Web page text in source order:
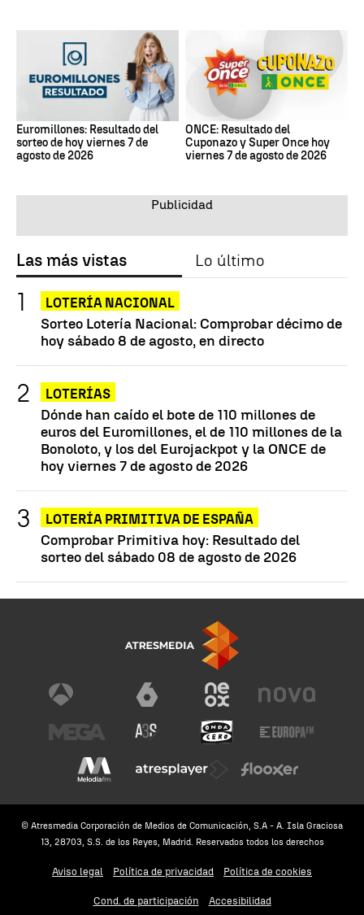
Euromillones: Resultado del
sorteo de hoy viernes 7 de
agosto de 2026
ONCE: Resultado del
Cuponazo y Super Once hoy
viernes 7 de agosto de 2026
Las más vistas Lo último
LOTERÍA NACIONAL
Sorteo Lotería Nacional: Comprobar décimo de
hoy sábado 8 de agosto, en directo
LOTERÍAS
Dónde han caído el bote de 110 millones de
euros del Euromillones, el de 110 millones de la
Bonoloto, y los del Eurojackpot y la ONCE de
hoy viernes 7 de agosto de 2026
LOTERÍA PRIMITIVA DE ESPAÑA
Comprobar Primitiva hoy: Resultado del
sorteo del sábado 08 de agosto de 2026
© Atresmedia Corporación de Medios de Comunicación, S.A - A. Isla Graciosa
13, 28703, S.S. de los Reyes, Madrid. Reservados todos los derechos
Aviso legal Política de privacidad Política de cookies
Cond. de participación Accesibilidad